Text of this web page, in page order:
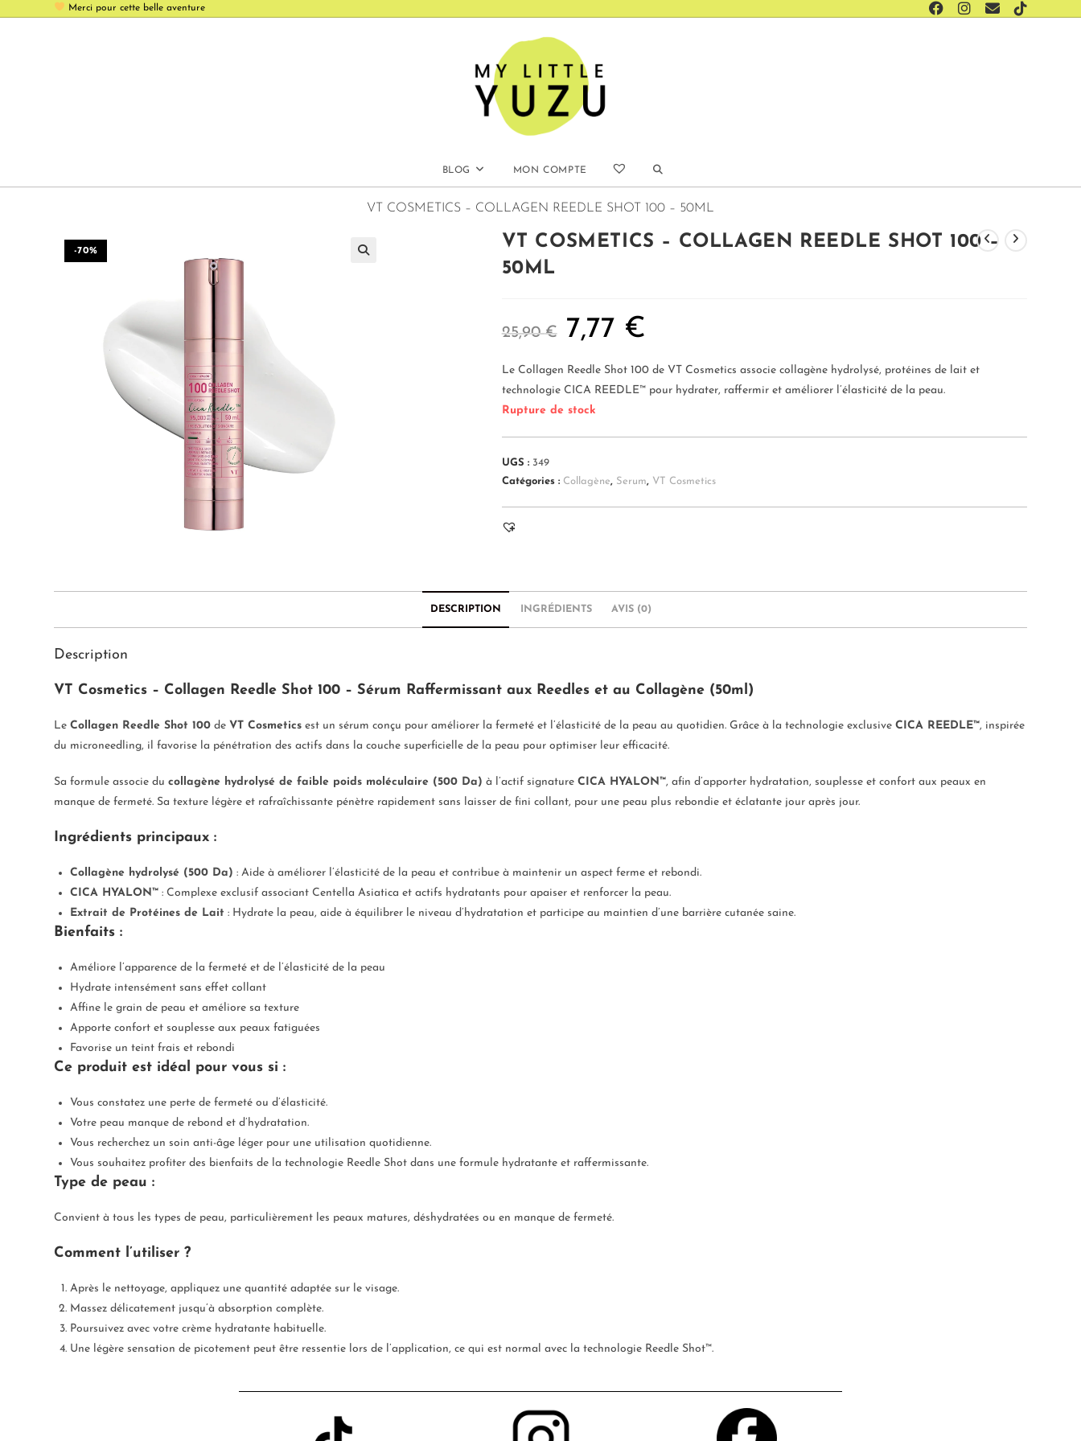
Merci pour cette belle aventure
BLOG MON COMPTE
VT COSMETICS – COLLAGEN REEDLE SHOT 100 – 50ML
-70%
VT COSMETICS – COLLAGEN REEDLE SHOT 100 –
50ML
25,90€ 7,77 €
Le Collagen Reedle Shot 100 de VT Cosmetics associe collagène hydrolysé, protéines de lait et
technologie CICA REEDLE™ pour hydrater, raffermir et améliorer l’élasticité de la peau.
Rupture de stock
UGS : 349
Catégories : Collagène, Serum, VT Cosmetics
DESCRIPTION INGRÉDIENTS AVIS (0)
Description
VT Cosmetics – Collagen Reedle Shot 100 – Sérum Raffermissant aux Reedles et au Collagène (50ml)
LeCollagen Reedle Shot 100 de VT Cosmetics est un sérum conçu pour améliorer la fermeté et l’élasticité de la peau au quotidien. Grâce à la technologie exclusiveCICA REEDLE™, inspirée
du microneedling, il favorise la pénétration des actifs dans la couche superficielle de la peau pour optimiser leur efficacité.
Sa formule associe ducollagène hydrolysé de faible poids moléculaire (500 Da) à l’actif signatureCICA HYALON™, afin d’apporter hydratation, souplesse et confort aux peaux en
manque de fermeté. Sa texture légère et rafraîchissante pénètre rapidement sans laisser de fini collant, pour une peau plus rebondie et éclatante jour après jour.
Ingrédients principaux :
Collagène hydrolysé (500 Da) : Aide à améliorer l’élasticité de la peau et contribue à maintenir un aspect ferme et rebondi.
CICA HYALON™ : Complexe exclusif associant Centella Asiatica et actifs hydratants pour apaiser et renforcer la peau.
Extrait de Protéines de Lait : Hydrate la peau, aide à équilibrer le niveau d’hydratation et participe au maintien d’une barrière cutanée saine.
Bienfaits :
Améliore l’apparence de la fermeté et de l’élasticité de la peau
Hydrate intensément sans effet collant
Affine le grain de peau et améliore sa texture
Apporte confort et souplesse aux peaux fatiguées
Favorise un teint frais et rebondi
Ce produit est idéal pour vous si :
Vous constatez une perte de fermeté ou d’élasticité.
Votre peau manque de rebond et d’hydratation.
Vous recherchez un soin anti-âge léger pour une utilisation quotidienne.
Vous souhaitez profiter des bienfaits de la technologie Reedle Shot dans une formule hydratante et raffermissante.
Type de peau :
Convient à tous les types de peau, particulièrement les peaux matures, déshydratées ou en manque de fermeté.
Comment l’utiliser ?
Après le nettoyage, appliquez une quantité adaptée sur le visage.
Massez délicatement jusqu’à absorption complète.
Poursuivez avec votre crème hydratante habituelle.
Une légère sensation de picotement peut être ressentie lors de l’application, ce qui est normal avec la technologie Reedle Shot™.